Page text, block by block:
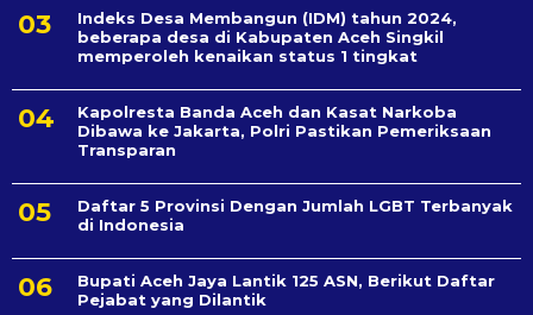
Indeks Desa Membangun (IDM) tahun 2024,
beberapa desa di Kabupaten Aceh Singkil
memperoleh kenaikan status 1 tingkat
Kapolresta Banda Aceh dan Kasat Narkoba
Dibawa ke Jakarta, Polri Pastikan Pemeriksaan
Transparan
Daftar 5 Provinsi Dengan Jumlah LGBT Terbanyak
di Indonesia
Bupati Aceh Jaya Lantik 125 ASN, Berikut Daftar
Pejabat yang Dilantik